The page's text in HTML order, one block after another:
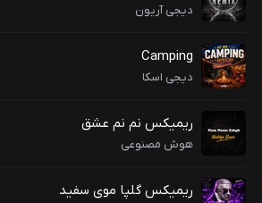
دیجی آریون
Camping
دیجی اسکا
ریمیکس نم نم عشق
هوش مصنوعی
ریمیکس گلپا موی سفید